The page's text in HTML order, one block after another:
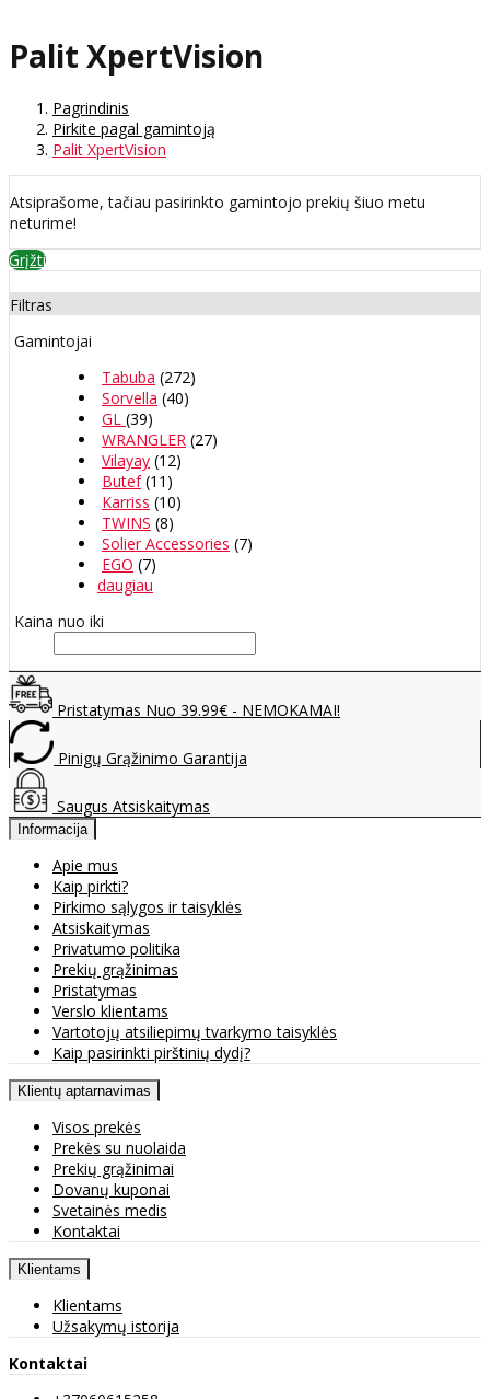
Palit XpertVision
Pagrindinis
Pirkite pagal gamintoją
Palit XpertVision
Atsiprašome, tačiau pasirinkto gamintojo prekių šiuo metu
neturime!
Grįžti
Filtras
Gamintojai
Tabuba (272)
Sorvella (40)
GL (39)
WRANGLER (27)
Vilayay (12)
Butef (11)
Karriss (10)
TWINS (8)
Solier Accessories (7)
EGO (7)
daugiau
Kaina nuo iki
Pristatymas Nuo 39.99€ - NEMOKAMAI!
Pinigų Grąžinimo Garantija
Saugus Atsiskaitymas
Informacija
Apie mus
Kaip pirkti?
Pirkimo sąlygos ir taisyklės
Atsiskaitymas
Privatumo politika
Prekių grąžinimas
Pristatymas
Verslo klientams
Vartotojų atsiliepimų tvarkymo taisyklės
Kaip pasirinkti pirštinių dydį?
Klientų aptarnavimas
Visos prekės
Prekės su nuolaida
Prekių grąžinimai
Dovanų kuponai
Svetainės medis
Kontaktai
Klientams
Klientams
Užsakymų istorija
Kontaktai